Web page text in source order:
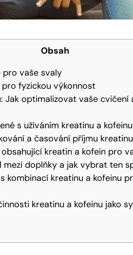
Obsah
pro vaše svaly
fyzickou výkonnost
Jak optimalizovat vaše
s užíváním kreatinu a kofeinu
a časování příjmu
kreatin a kofein pro
mezi doplňky a jak vybrat ten
kombinací kreatinu a kofeinu
kreatinu a kofeinu jako